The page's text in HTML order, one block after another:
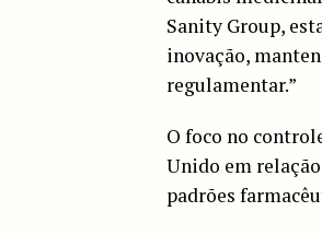
Sanity Group,
inovação,
regulamentar.”
O foco no
Unido em
padrões